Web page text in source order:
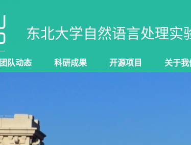
东北大学自然语言处理实
团队动态 科研成果 开源项目 关于我